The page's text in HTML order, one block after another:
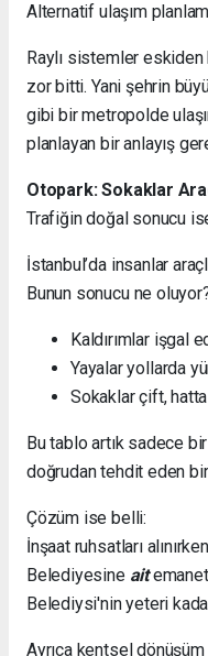
Alternatif ulaşım
Raylı sistemler
zor bitti. Yani şehrin
gibi bir metropolde
planlayan bir anlayış
Otopark: Sokaklar
Trafiğin doğal sonucu
İstanbul’da insanlar
Bunun sonucu ne
Kaldırımlar işgal
Yayalar yollarda
Sokaklar çift,
Bu tablo artık sadece
doğrudan tehdit eden
Çözüm ise belli:
İnşaat ruhsatları
Belediyesine aitemanet
Belediysi'nin yeteri
Ayrıca kentsel